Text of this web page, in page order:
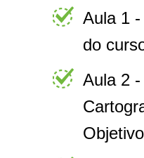
Aula 1
do
Aula 2